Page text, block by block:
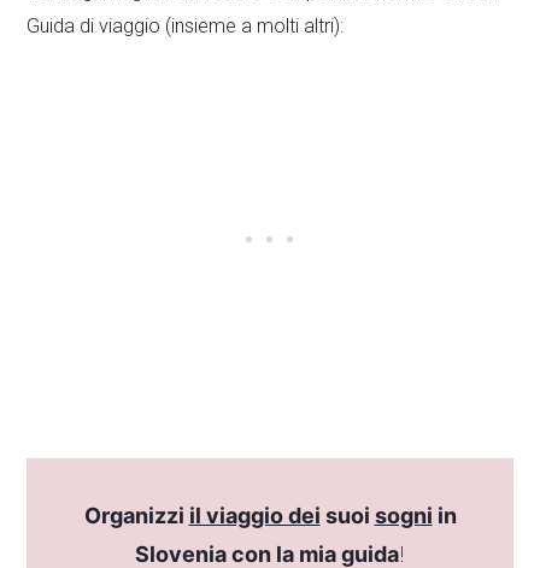
Guida di viaggio (insieme a molti altri):
Organizzi il viaggio dei suoi sogni in
Slovenia con la mia guida!